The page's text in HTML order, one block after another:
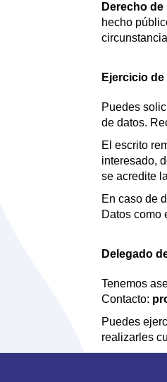
Derecho
hecho
Ejercicio
Puedes
de datos.
El escrito
interesado,
se acredite
En caso de
Datos como
Delegado
Tenemos
Contacto:
Puedes
realizarles